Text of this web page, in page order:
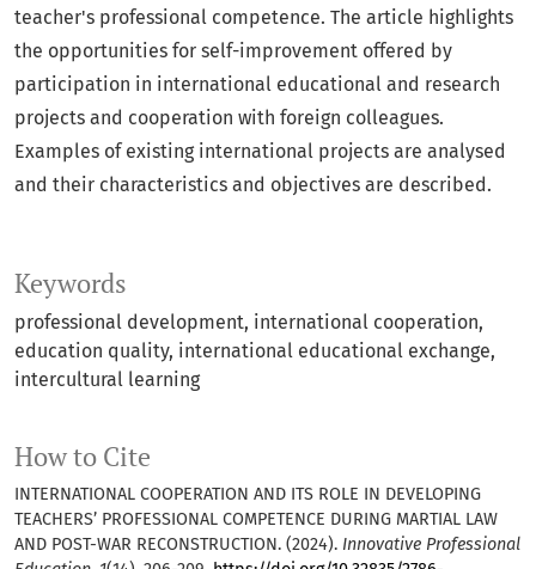
Keywords
professional development, international cooperation,
education quality, international educational exchange,
intercultural learning
How to Cite
INTERNATIONAL COOPERATION AND ITS ROLE IN DEVELOPING
TEACHERS’ PROFESSIONAL COMPETENCE DURING MARTIAL LAW
AND POST-WAR RECONSTRUCTION. (2024). Innovative Professional
teacher's professional competence. The article highlights
the opportunities for self-improvement offered by
participation in international educational and research
projects and cooperation with foreign colleagues.
Examples of existing international projects are analysed
and their characteristics and objectives are described.